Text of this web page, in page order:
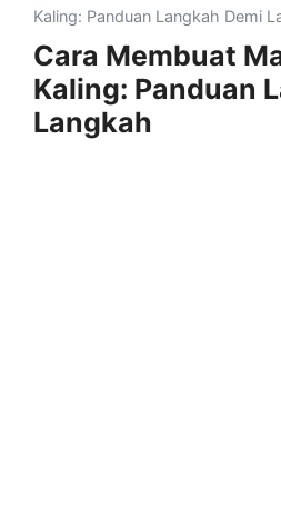
Kaling: Panduan Langkah Demi
Cara Membuat
Kaling: Panduan
Langkah